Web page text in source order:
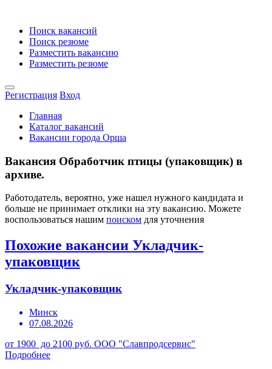
Поиск вакансий
Поиск резюме
Разместить вакансию
Разместить резюме
Регистрация Вход
Главная
Каталог вакансий
Вакансии города Орша
Вакансия Обработчик птицы (упаковщик) в
архиве.
Работодатель, вероятно, уже нашел нужного кандидата и
больше не принимает отклики на эту вакансию. Можете
воспользоваться нашим поиском для уточнения
Похожие вакансии Укладчик-
упаковщик
Укладчик-упаковщик
Минск
07.08.2026
от 1900 до 2100 руб. ООО "Славпродсервис"
Подробнее